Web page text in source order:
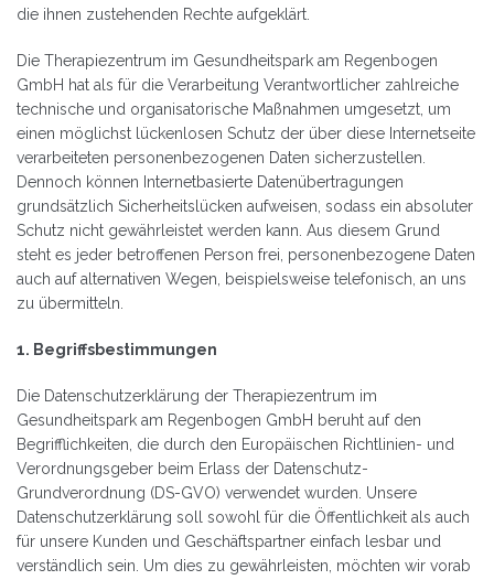
die ihnen zustehenden Rechte aufgeklärt.
Die Therapiezentrum im Gesundheitspark am Regenbogen
GmbH hat als für die Verarbeitung Verantwortlicher zahlreiche
technische und organisatorische Maßnahmen umgesetzt, um
einen möglichst lückenlosen Schutz der über diese Internetseite
verarbeiteten personenbezogenen Daten sicherzustellen.
Dennoch können Internetbasierte Datenübertragungen
grundsätzlich Sicherheitslücken aufweisen, sodass ein absoluter
Schutz nicht gewährleistet werden kann. Aus diesem Grund
steht es jeder betroffenen Person frei, personenbezogene Daten
auch auf alternativen Wegen, beispielsweise telefonisch, an uns
zu übermitteln.
1. Begriffsbestimmungen
Die Datenschutzerklärung der Therapiezentrum im
Gesundheitspark am Regenbogen GmbH beruht auf den
Begrifflichkeiten, die durch den Europäischen Richtlinien- und
Verordnungsgeber beim Erlass der Datenschutz-
Grundverordnung (DS-GVO) verwendet wurden. Unsere
Datenschutzerklärung soll sowohl für die Öffentlichkeit als auch
für unsere Kunden und Geschäftspartner einfach lesbar und
verständlich sein. Um dies zu gewährleisten, möchten wir vorab